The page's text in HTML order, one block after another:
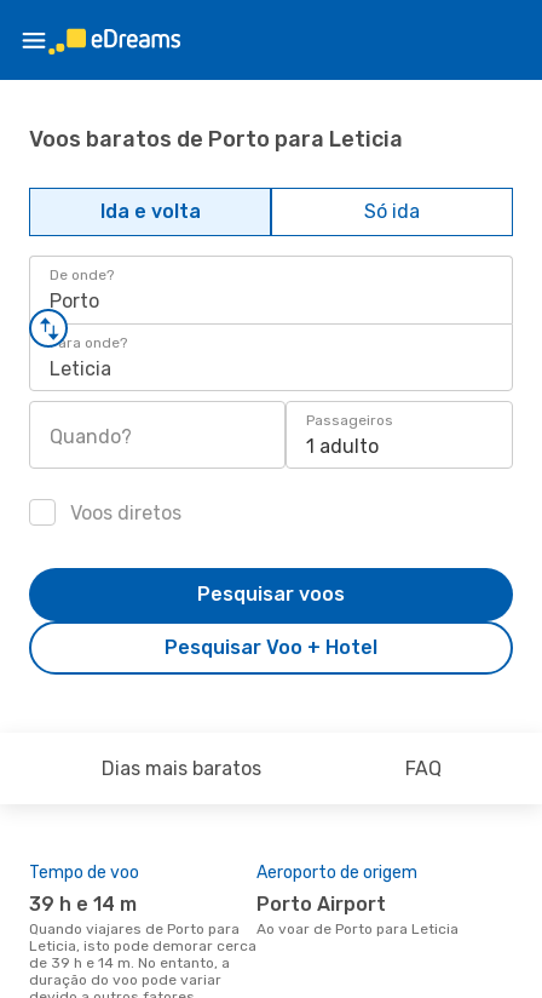
Voos baratos de Porto para Leticia
Ida e volta Só ida
De onde?
Porto
Para onde?
Leticia
Quando?
Passageiros
1 adulto
Voos diretos
Pesquisar Voo + Hotel
Pesquisar voos
Dias mais baratos FAQ
Tempo de voo
39 h e 14 m
Quando viajares de Porto para
Leticia, isto pode demorar cerca
de 39 h e 14 m. No entanto, a
duração do voo pode variar
Aeroporto de origem
Porto Airport
Ao voar de Porto para Leticia